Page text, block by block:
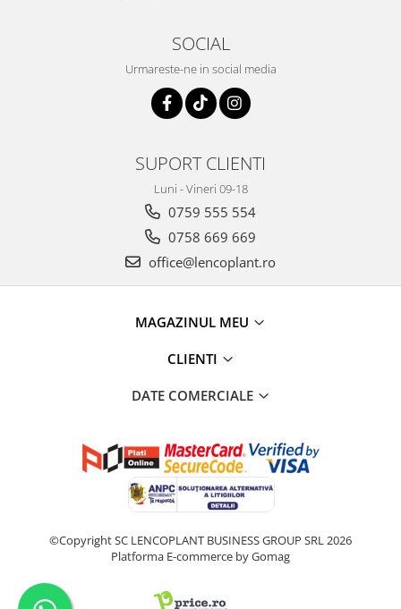
SOCIAL
Urmareste-ne in social media
SUPORT CLIENTI
Luni - Vineri 09-18
0759 555 554
0758 669 669
office@lencoplant.ro
MAGAZINUL MEU
CLIENTI
DATE COMERCIALE
©Copyright SC LENCOPLANT BUSINESS GROUP SRL 2026
Platforma E-commerce by Gomag